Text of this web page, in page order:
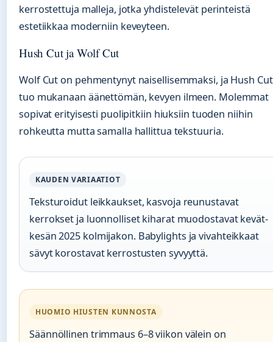
kerrostettuja malleja, jotka yhdistelevät perinteistä
estetiikkaa moderniin keveyteen.
Hush Cut ja Wolf Cut
Wolf Cut on pehmentynyt naisellisemmaksi, ja Hush Cut
tuo mukanaan äänettömän, kevyen ilmeen. Molemmat
sopivat erityisesti puolipitkiin hiuksiin tuoden niihin
rohkeutta mutta samalla hallittua tekstuuria.
KAUDEN VARIAATIOT
Teksturoidut leikkaukset, kasvoja reunustavat
kerrokset ja luonnolliset kiharat muodostavat kevät-
kesän 2025 kolmijakon. Babylights ja vivahteikkaat
sävyt korostavat kerrostusten syvyyttä.
HUOMIO HIUSTEN KUNNOSTA
Säännöllinen trimmaus 6–8 viikon välein on